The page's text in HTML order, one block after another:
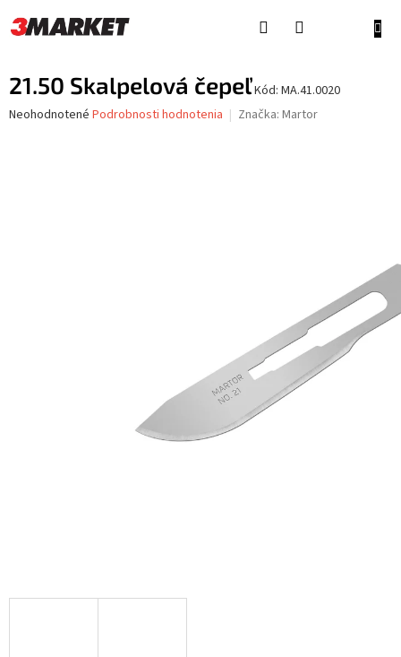
na
obsah
21.50 Skalpelová čepeľKód: MA.41.0020
Priemerné
Neohodnotené Podrobnosti hodnotenia Značka: Martor